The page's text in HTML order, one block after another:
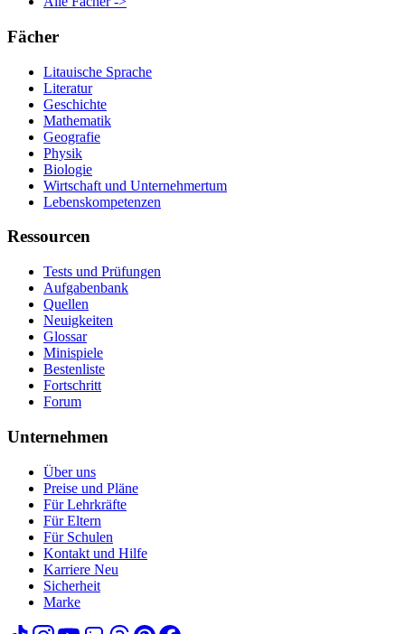
Fächer
Litauische Sprache
Literatur
Geschichte
Mathematik
Geografie
Physik
Biologie
Wirtschaft und Unternehmertum
Lebenskompetenzen
Ressourcen
Tests und Prüfungen
Aufgabenbank
Quellen
Neuigkeiten
Glossar
Minispiele
Bestenliste
Fortschritt
Forum
Unternehmen
Über uns
Preise und Pläne
Für Lehrkräfte
Für Eltern
Für Schulen
Kontakt und Hilfe
Karriere Neu
Sicherheit
Marke